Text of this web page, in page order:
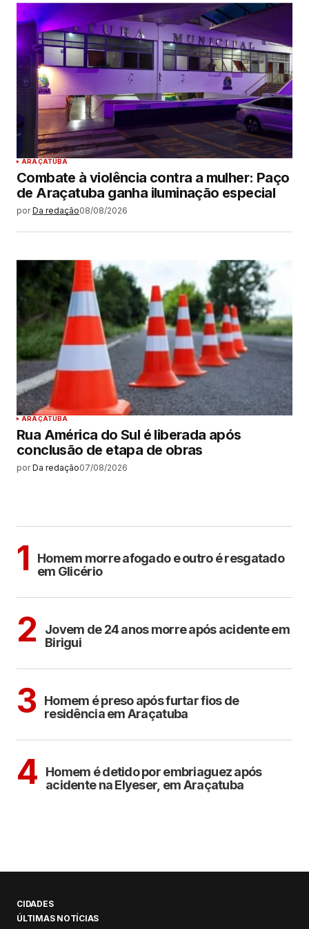
ARAÇATUBA
Combate à violência contra a mulher: Paço
de Araçatuba ganha iluminação especial
por Da redação08/08/2026
ARAÇATUBA
Rua América do Sul é liberada após
conclusão de etapa de obras
por Da redação07/08/2026
1
Homem morre afogado e outro é resgatado
em Glicério
2
Jovem de 24 anos morre após acidente em
Birigui
3 Homem é preso após furtar fios de
residência em Araçatuba
4
Homem é detido por embriaguez após
acidente na Elyeser, em Araçatuba
CIDADES
ÚLTIMAS NOTÍCIAS